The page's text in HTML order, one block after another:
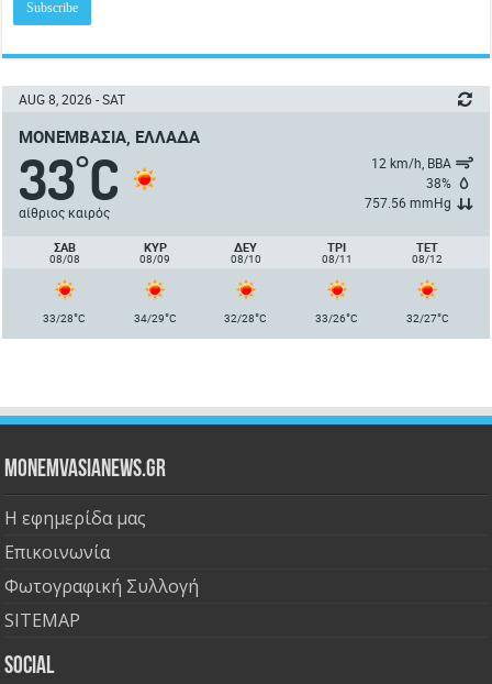
AUG 8, 2026 - SAT
ΜΟΝΕΜΒΑΣΙΆ, ΕΛΛΆΔΑ
33°C
αίθριος καιρός
12 km/h, ΒΒΑ
38%
757.56 mmHg
ΣΑΒ
08/08
ΚΥΡ
08/09
ΔΕΥ
08/10
ΤΡΙ
08/11
ΤΕΤ
08/12
33/28°C 34/29°C 32/28°C 33/26°C 32/27°C
Monemvasianews.gr
Η εφημερίδα μας
Επικοινωνία
Φωτογραφική Συλλογή
SITEMAP
Social